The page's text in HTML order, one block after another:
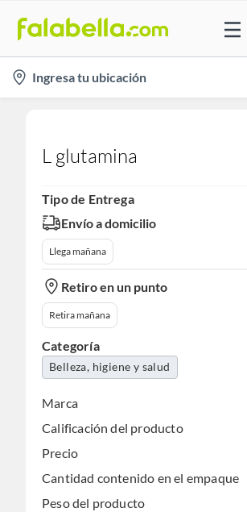
location-
icon
Ingresa tu ubicación
L glutamina
Tipo de Entrega
Envío a domicilio
Llega mañana
Retiro en un punto
Retira mañana
Categoría
Belleza, higiene y salud
Marca
Calificación del producto
Precio
Cantidad contenido en el empaque
Peso del producto